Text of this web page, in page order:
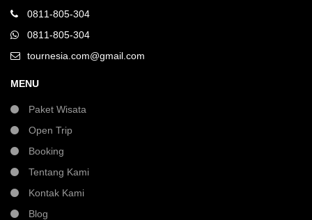
0811-805-304
0811-805-304
tournesia.com@gmail.com
MENU
Paket Wisata
Open Trip
Booking
Tentang Kami
Kontak Kami
Blog